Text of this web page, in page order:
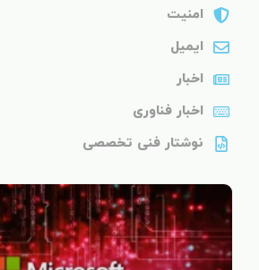
امنیت
ایمیل
اخبار
اخبار فناوری
نوشتار فنی تخصصی
Page
Page
Page
Page
Page
Page
Page
Page